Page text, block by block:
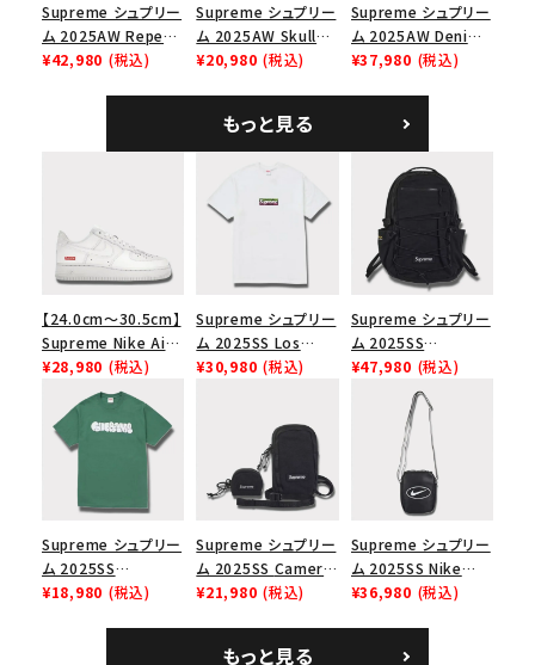
Supreme シュプリー
ム 2025AW Repeat
Leather Belt リピー
¥42,980 (税込)
Supreme シュプリー
ム 2025AW Skull
Tee スカル Tシャ
¥20,980 (税込)
Supreme シュプリー
ム 2025AW Denim
Shoulder Bag デニ
¥37,980 (税込)
もっと見る
【24.0cm～30.5cm】
Supreme Nike Air
Force 1 Low シュプ
リーム ナイキエアフォ
ース１スニーカー シ
ューズ ホワイト
¥28,980 (税込)
Supreme シュプリー
ム 2025SS Los
Angeles Fire Relief
スロゴTシャツ ホワ
¥30,980 (税込)
Supreme シュプリー
ム 2025SS
Backpack バックパッ
ク ブラック 黒
¥47,980 (税込)
Supreme シュプリー
ム 2025SS
Homerun Tee ホー
¥18,980 (税込)
Supreme シュプリー
ム 2025SS Camera
Bag + Mini Pouch
¥21,980 (税込)
Supreme シュプリー
ム 2025SS Nike
Leather Shoulder
¥36,980 (税込)
もっと見る